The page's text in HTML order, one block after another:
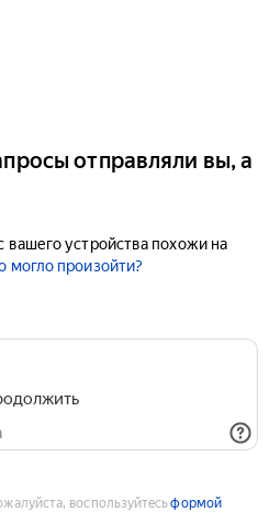
отправляли вы, а
вашего устройства похожи на
могло произойти?
воспользуйтесьформой